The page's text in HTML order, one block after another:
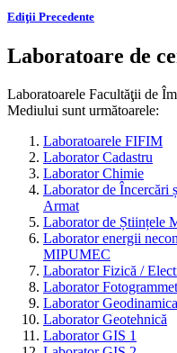
Ediţii Precedente
Laboratoare de
Laboratoarele Facultăţii de
Mediului sunt următoarele:
Laboratoarele FIFIM
Laborator Cadastru
Laborator Chimie
Laborator de Încercări
Armat
Laborator de Științele
Laborator energii
MIPUMEC
Laborator Fizică /
Laborator
Laborator
Laborator Geotehnică
Laborator GIS 1